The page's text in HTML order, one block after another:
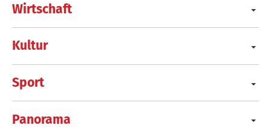
Wirtschaft
Kultur
Sport
Panorama